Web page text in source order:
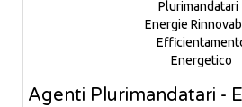
Agenti Plurimandatari -